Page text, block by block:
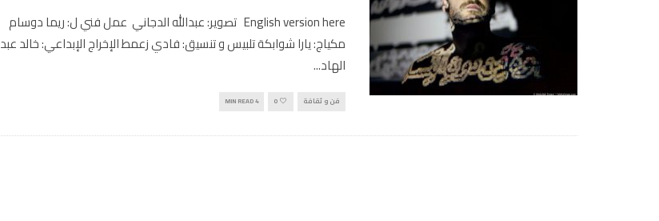
English version here تصوير: عبدالله الدجاني عمل فني ل: ريما دوسام
مكياج: يارا شوابكة تلبيس و تنسيق: فادي زعمط الإخراج الإبداعي: خالد عبد
الهاد...
فن و ثقافة 0
4 MIN READ